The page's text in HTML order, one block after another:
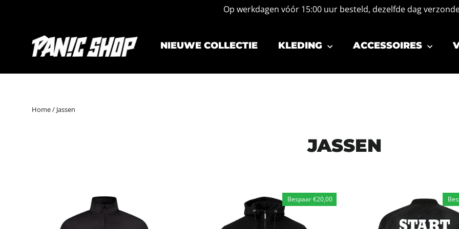
Op werkdagen vóór 15:00 uur besteld, dezelfde dag
NIEUWE COLLECTIE KLEDING ACCESSOIRES
Home/ Jassen
JASSEN
Bespaar €20,00